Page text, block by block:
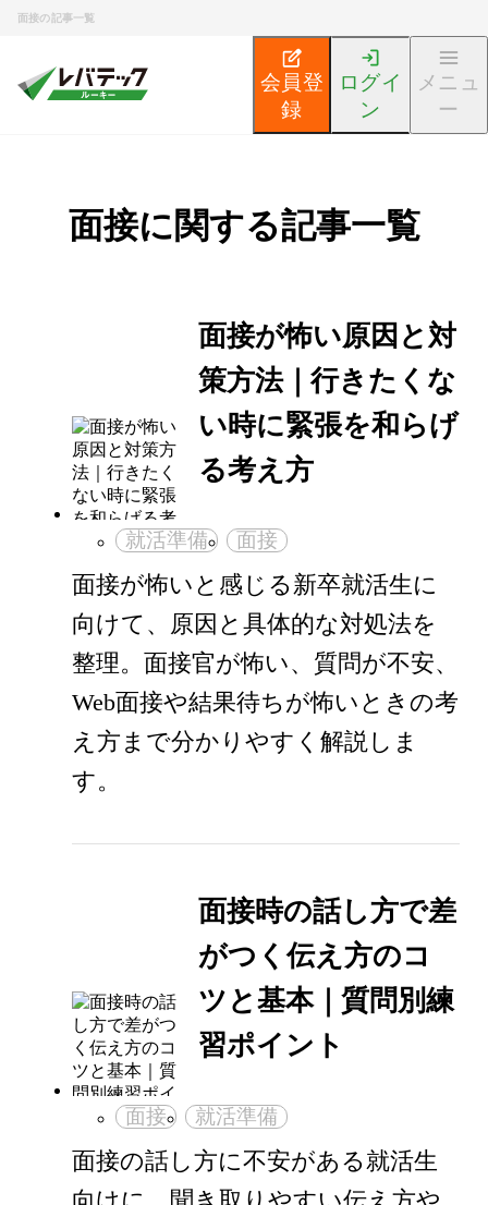
面接の記事一覧
会員登
録
ログイ
ン
メニュ
ー
面接に関する記事一覧
面接が怖い原因と対
策方法｜行きたくな
い時に緊張を和らげ
る考え方
就活準備 面接
面接が怖いと感じる新卒就活生に
向けて、原因と具体的な対処法を
整理。面接官が怖い、質問が不安、
Web面接や結果待ちが怖いときの考
え方まで分かりやすく解説しま
す。
面接時の話し方で差
がつく伝え方のコ
ツと基本｜質問別練
習ポイント
面接 就活準備
面接の話し方に不安がある就活生